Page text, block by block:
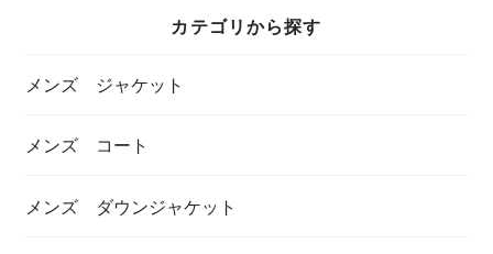
ム
カテゴリから探す
メンズ ジャケット
メンズ コート
メンズ ダウンジャケット